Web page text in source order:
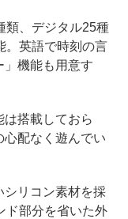
、デジタル25種
。英語で時刻の言
」機能も用意す
搭載しておら
配なく遊んでい
リコン素材を採
ド部分を省いた外